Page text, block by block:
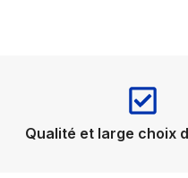
Qualité et large choix